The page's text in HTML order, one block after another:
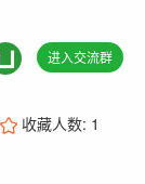
进入交流群
收藏人数: 1